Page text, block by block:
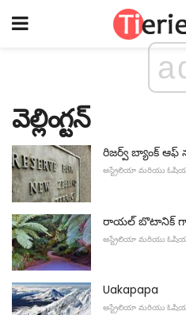
వెల్లింగ్టన్
రిజర్వ్ బ్యాంక్
ఆస్ట్రేలియా మరియు
రాయల్ బొటానిక్
ఆస్ట్రేలియా మరియు
Uakapapa
ఆస్ట్రేలియా మరియు